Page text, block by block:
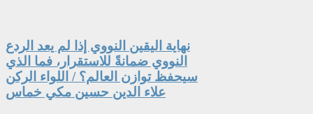
نهاية اليقين النووي إذا لم يعد الردع
النووي ضمانةً للاستقرار، فما الذي
سيحفظ توازن العالم؟ / اللواء الركن
علاء الدين حسين مكي خماس